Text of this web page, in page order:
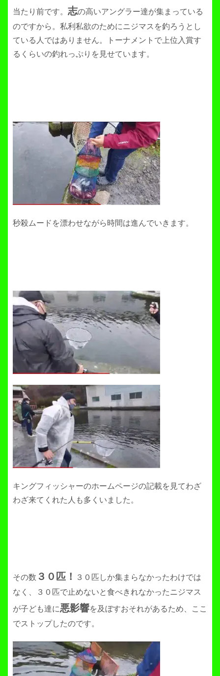
当たり前です。 志の高いアングラー達が集まっている
のですから。私利私欲のためにニジマスを釣ろうとし
ている人ではありません。トーナメントで上位入賞す
るくらいの釣れっぷりを見せています。
秒殺ムードを漂わせながら時間は進んでいきます。
キングフィッシャーのホームページの記載を見てわざ
わざ来てくれた人も多くいました。
その数 ３０匹！
３０匹しか集まらなかったわけでは
なく、３０匹で止めないと食べきれなかったニジマス
が子ども達に悪影響を及ぼすおそれがあるため、ここ
でストップしたのです。